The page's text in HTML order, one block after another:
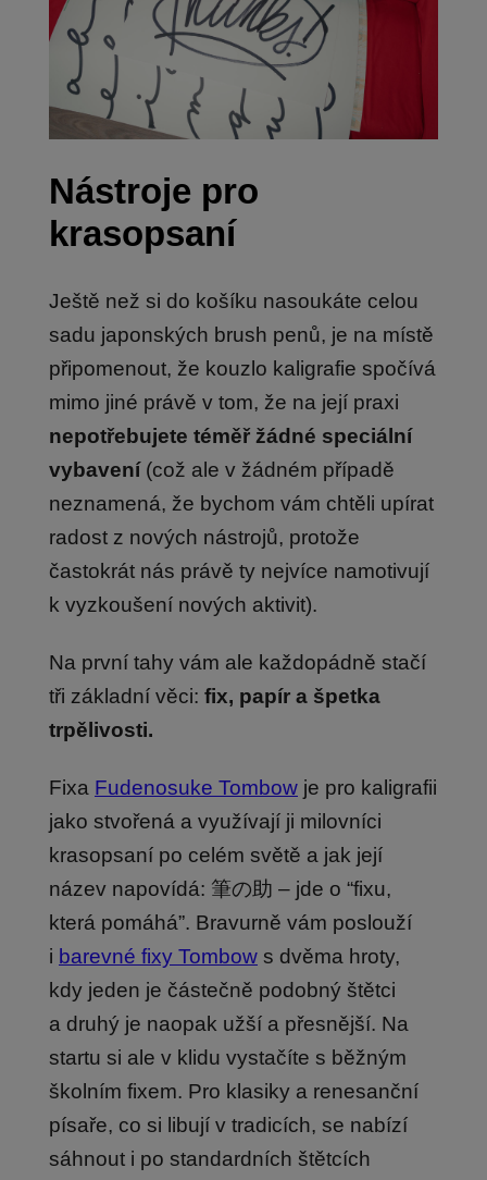
Nástroje pro
krasopsaní
Ještě než si do košíku nasoukáte celou
sadu japonských brush penů, je na místě
připomenout, že kouzlo kaligrafie spočívá
mimo jiné právě v tom, že na její praxi
nepotřebujete téměř žádné speciální
vybavení(což ale v žádném případě
neznamená, že bychom vám chtěli upírat
radost z nových nástrojů, protože
častokrát nás právě ty nejvíce namotivují
k vyzkoušení nových aktivit).
Na první tahy vám ale každopádně stačí
tři základní věci: fix, papír a špetka
trpělivosti.
Fixa Fudenosuke Tombow je pro kaligrafii
jako stvořená a využívají ji milovníci
krasopsaní po celém světě a jak její
název napovídá: 筆の助 – jde o “fixu,
která pomáhá”. Bravurně vám poslouží
i barevné fixy Tombow s dvěma hroty,
kdy jeden je částečně podobný štětci
a druhý je naopak užší a přesnější. Na
startu si ale v klidu vystačíte s běžným
školním fixem. Pro klasiky a renesanční
písaře, co si libují v tradicích, se nabízí
sáhnout i po standardních štětcích